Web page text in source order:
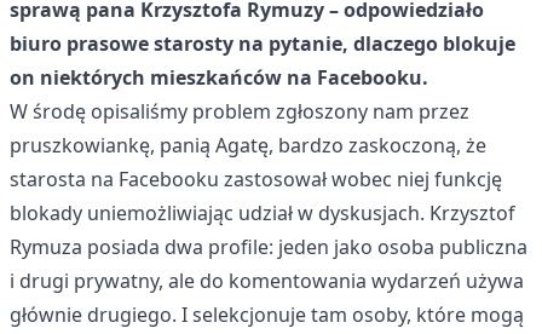
sprawą pana Krzysztofa Rymuzy – odpowiedziało
biuro prasowe starosty na pytanie, dlaczego blokuje
on niektórych mieszkańców na Facebooku.
W środę opisaliśmy problem zgłoszony nam przez
pruszkowiankę, panią Agatę, bardzo zaskoczoną, że
starosta na Facebooku zastosował wobec niej funkcję
blokady uniemożliwiając udział w dyskusjach. Krzysztof
Rymuza posiada dwa profile: jeden jako osoba publiczna
i drugi prywatny, ale do komentowania wydarzeń używa
głównie drugiego. I selekcjonuje tam osoby, które mogą